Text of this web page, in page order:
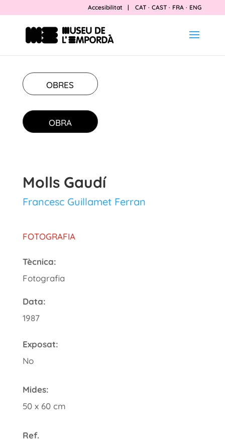
Accesibilitat | CAT · CAST · FRA · ENG
OBRES
OBRA
Molls Gaudí
Francesc Guillamet Ferran
FOTOGRAFIA
Tècnica:
Fotografia
Data:
1987
Exposat:
No
Mides:
50 x 60 cm
Ref.